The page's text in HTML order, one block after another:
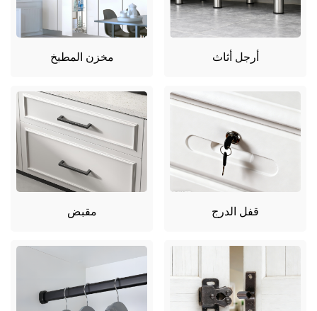
مخزن المطبخ أرجل أثاث
مقبض قفل الدرج